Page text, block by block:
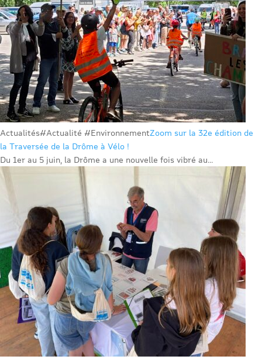
Actualités#Actualité #EnvironnementZoom sur la 32e édition de
la Traversée de la Drôme à Vélo !
Du 1er au 5 juin, la Drôme a une nouvelle fois vibré au...